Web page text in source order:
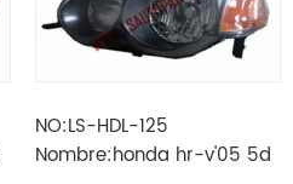
NO:LS-HDL-125
Nombre:honda hr-v'05 5d